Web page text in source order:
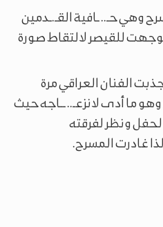
وهي حـ.. ـافية القـ.ـدمين
للقيصر لالتقاط صورة
الفنان العراقي مرة
ما أدى لانزعـ.. ــاجه حيث
ونظر لفرقته
غادرت المسرح.